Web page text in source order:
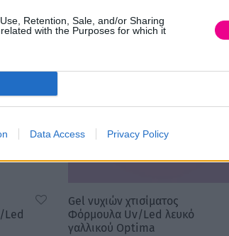
Retention, Sale, and/or Sharing
with the Purposes for which it
Data Access Privacy Policy
Led
Gel νυχιών χτισίματος
Φόρμουλα Uv/Led λευκό
γαλλικού Optima